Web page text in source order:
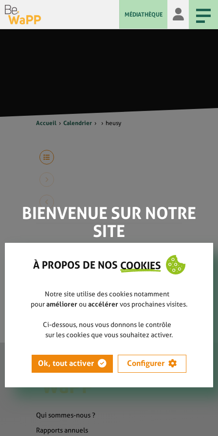
MÉDIATHÈQUE
Accueil Calendrier heusy
heusy
Qui sommes-nous ?
Rapports annuels
BIENVENUE SUR NOTRE
SITE
À PROPOS DE NOS COOKIES
Notre site utilise des cookies notamment
pouraméliorerou accélérervos prochaines visites.
Ci-dessous, nous vous donnons le contrôle
sur les cookies que vous souhaitez activer.
Ok, tout activer Configurer